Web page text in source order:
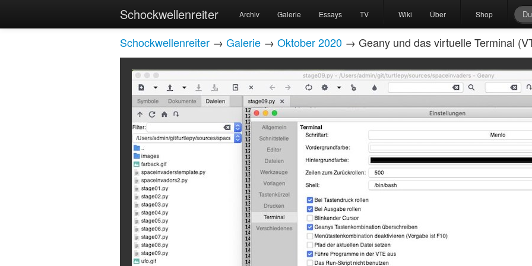
Schockwellenreiter Archiv Galerie Essays TV Wiki Über Shop
Schockwellenreiter → Galerie → Oktober 2020 → Geany und das virtuelle Terminal